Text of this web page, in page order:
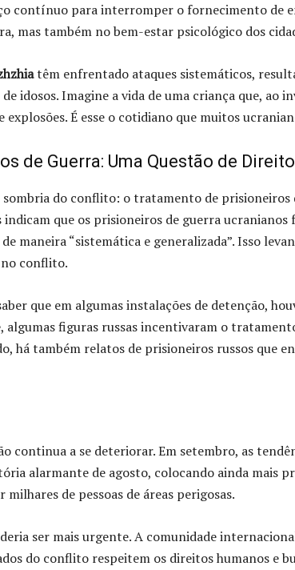
contínuo para interromper o fornecimento de
mas também no bem-estar psicológico dos
têm enfrentado ataques sistemáticos,
idosos. Imagine a vida de uma criança que, ao
É esse o cotidiano que muitos
de Guerra: Uma Questão de
do conflito: o tratamento de prisioneiros
indicam que os prisioneiros de guerra
maneira “sistemática e generalizada”. Isso
no conflito.
que em algumas instalações de detenção,
algumas figuras russas incentivaram o
há também relatos de prisioneiros russos que
continua a se deteriorar. Em setembro, as
alarmante de agosto, colocando ainda mais
de pessoas de áreas perigosas.
ser mais urgente. A comunidade
do conflito respeitem os direitos humanos e